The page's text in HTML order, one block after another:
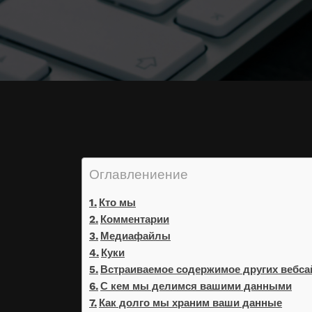
Оглавлениение
Кто мы
Комментарии
Медиафайлы
Куки
Встраиваемое содержимое других
С кем мы делимся вашими данными
Как долго мы храним ваши данные